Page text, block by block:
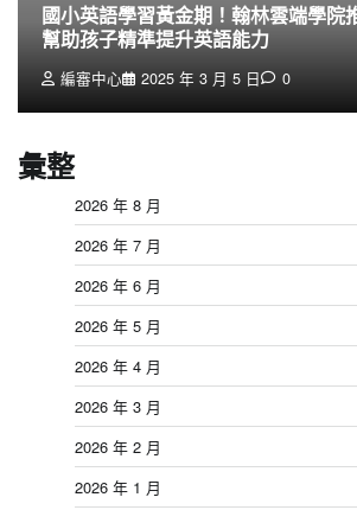
國小英語學習黃金期！翰林雲端學院
幫助孩子精準提升英語能力
編審中心 2025 年 3 月 5 日 0
彙整
2026 年 8 月
2026 年 7 月
2026 年 6 月
2026 年 5 月
2026 年 4 月
2026 年 3 月
2026 年 2 月
2026 年 1 月